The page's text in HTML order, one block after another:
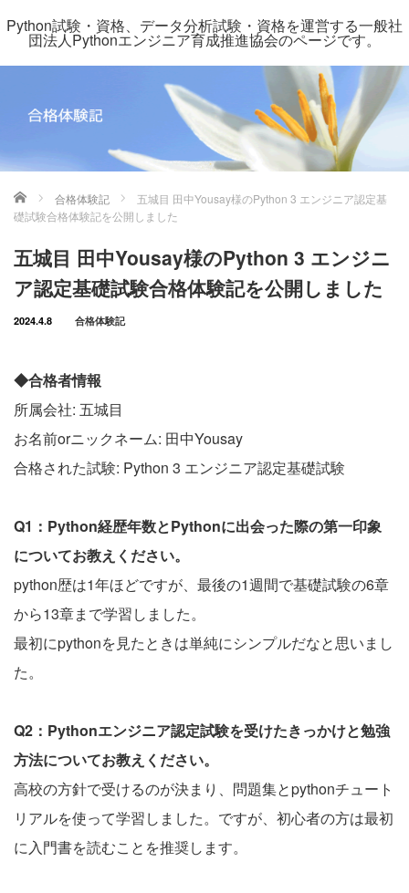
Python試験・資格、データ分析試験・資格を運営する一般社
団法人Pythonエンジニア育成推進協会のページです。
ホーム 合格体験記
五城目 田中Yousay様のPython 3 エンジニア認定基
礎試験合格体験記を公開しました
五城目 田中Yousay様のPython 3 エンジニ
ア認定基礎試験合格体験記を公開しました
2024.4.8 合格体験記
◆合格者情報
所属会社: 五城目
お名前orニックネーム: 田中Yousay
合格された試験: Python 3 エンジニア認定基礎試験
Q1：Python経歴年数とPythonに出会った際の第一印象
についてお教えください。
python歴は1年ほどですが、最後の1週間で基礎試験の6章
から13章まで学習しました。
最初にpythonを見たときは単純にシンプルだなと思いまし
た。
Q2：Pythonエンジニア認定試験を受けたきっかけと勉強
方法についてお教えください。
高校の方針で受けるのが決まり、問題集とpythonチュート
リアルを使って学習しました。ですが、初心者の方は最初
に入門書を読むことを推奨します。